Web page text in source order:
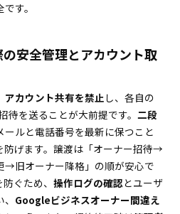
す。
安全管理とアカウント取
アカウント共有を禁止 し、各自の
を送ることが大前提です。 二段
ールと電話番号を最新に保つこと
防げます。譲渡は「オーナー招待→
旧オーナー降格」の順が安心で
ぐため、 操作ログの確認とユーザ
Googleビジネスオーナー間違え